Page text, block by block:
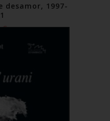
desamor, 1997-
€